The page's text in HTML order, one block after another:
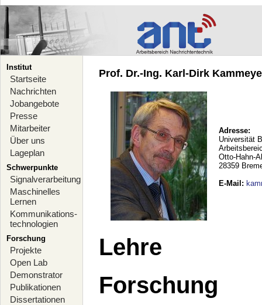
Institut
Startseite
Nachrichten
Jobangebote
Presse
Mitarbeiter
Über uns
Lageplan
Schwerpunkte
Signalverarbeitung
Maschinelles
Lernen
Kommunikations-
technologien
Forschung
Projekte
Open Lab
Demonstrator
Publikationen
Dissertationen
Prof. Dr.-Ing. Karl-Dirk
Adresse:
Universität
Otto-Hahn-
28359
E-Mail :
Lehre
Forschung